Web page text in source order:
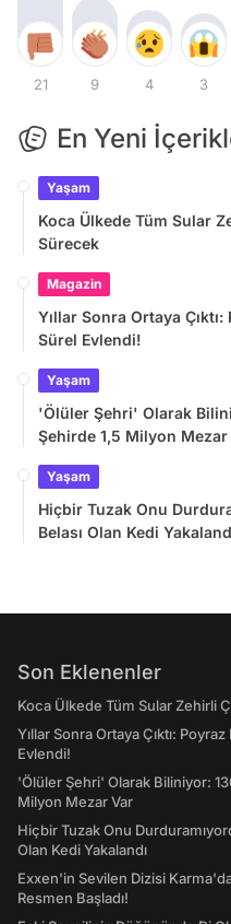
21 9 4 3
En Yeni
Yaşam
Koca Ülkede Tüm Sular
Sürecek
Magazin
Yıllar Sonra Ortaya
Sürel Evlendi!
Yaşam
'Ölüler Şehri' Olarak
Şehirde 1,5 Milyon Mezar
Yaşam
Hiçbir Tuzak Onu
Belası Olan Kedi
Son Eklenenler
Koca Ülkede Tüm Sular Zehirli
Yıllar Sonra Ortaya Çıktı:
Evlendi!
'Ölüler Şehri' Olarak Biliniyor:
Milyon Mezar Var
Hiçbir Tuzak Onu
Olan Kedi Yakalandı
Exxen'in Sevilen Dizisi
Resmen Başladı!